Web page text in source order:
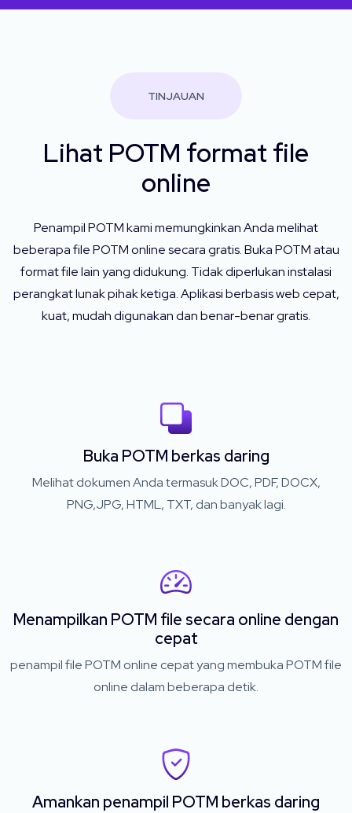
TINJAUAN
Lihat POTM format file
online
Penampil POTM kami memungkinkan Anda melihat
beberapa file POTM online secara gratis. Buka POTM atau
format file lain yang didukung. Tidak diperlukan instalasi
perangkat lunak pihak ketiga. Aplikasi berbasis web cepat,
kuat, mudah digunakan dan benar-benar gratis.
Buka POTM berkas daring
Melihat dokumen Anda termasuk DOC, PDF, DOCX,
PNG,JPG, HTML, TXT, dan banyak lagi.
Menampilkan POTM file secara online dengan
cepat
penampil file POTM online cepat yang membuka POTM file
online dalam beberapa detik.
Amankan penampil POTM berkas daring